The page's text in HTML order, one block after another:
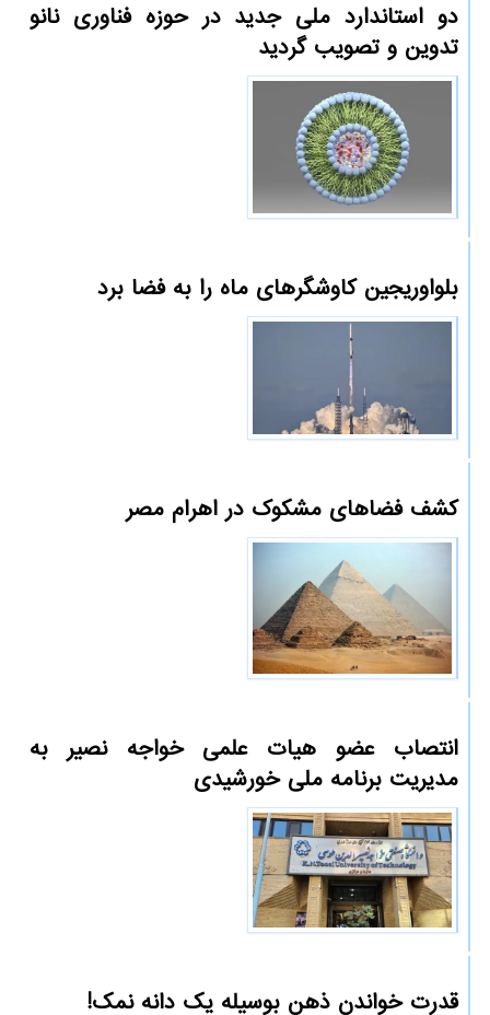
دو استاندارد ملی جدید در حوزه فناوری نانو
تدوین و تصویب گردید
بلواوریجین کاوشگرهای ماه را به فضا برد
کشف فضاهای مشکوک در اهرام مصر
انتصاب عضو هیات علمی خواجه نصیر به
مدیریت برنامه ملی خورشیدی
قدرت خواندن ذهن بوسیله یک دانه نمک!